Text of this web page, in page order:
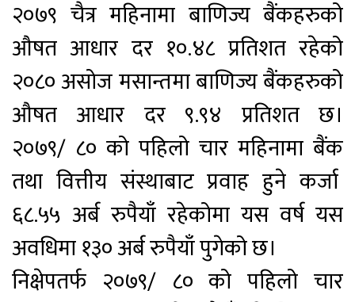
२०७९ चैत्र महिनामा बाणिज्य बैंकहरुको
औषत आधार दर १०.४८ प्रतिशत रहेको
२०८० असोज मसान्तमा बाणिज्य बैंकहरुको
औषत आधार दर ९.९४ प्रतिशत छ।
२०७९/ ८० को पहिलो चार महिनामा बैंक
तथा वित्तीय संस्थाबाट प्रवाह हुने कर्जा
६८.५५ अर्ब रुपैयाँ रहेकोमा यस वर्ष यस
अवधिमा १३० अर्ब रुपैयाँ पुगेको छ।
निक्षेपतर्फ २०७९/ ८० को पहिलो चार